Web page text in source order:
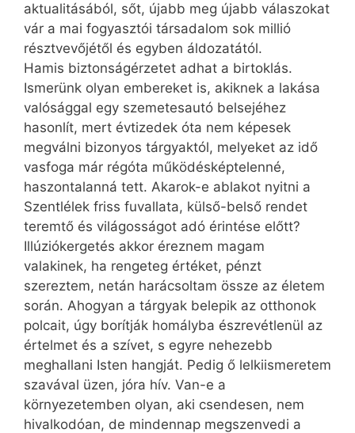
aktualitásából, sőt, újabb meg újabb válaszokat
vár a mai fogyasztói társadalom sok millió
résztvevőjétől és egyben áldozatától.
Hamis biztonságérzetet adhat a birtoklás.
Ismerünk olyan embereket is, akiknek a lakása
valósággal egy szemetesautó belsejéhez
hasonlít, mert évtizedek óta nem képesek
megválni bizonyos tárgyaktól, melyeket az idő
vasfoga már régóta működésképtelenné,
haszontalanná tett. Akarok-e ablakot nyitni a
Szentlélek friss fuvallata, külső-belső rendet
teremtő és világosságot adó érintése előtt?
Illúziókergetés akkor éreznem magam
valakinek, ha rengeteg értéket, pénzt
szereztem, netán harácsoltam össze az életem
során. Ahogyan a tárgyak belepik az otthonok
polcait, úgy borítják homályba észrevétlenül az
értelmet és a szívet, s egyre nehezebb
meghallani Isten hangját. Pedig ő lelkiismeretem
szavával üzen, jóra hív. Van-e a
környezetemben olyan, aki csendesen, nem
hivalkodóan, de mindennap megszenvedi a